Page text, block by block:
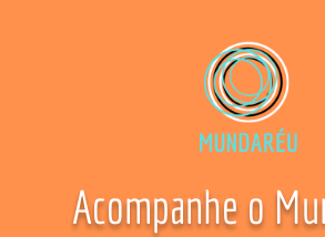
Acompanhe o